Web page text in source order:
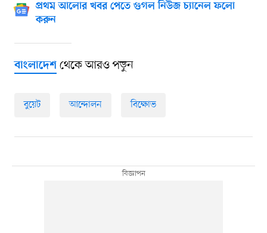
প্রথম আলোর খবর পেতে গুগল নিউজ চ্যানেল ফলো
করুন
বাংলাদেশথেকে আরও পড়ুন
বুয়েট আন্দোলন বিক্ষোভ